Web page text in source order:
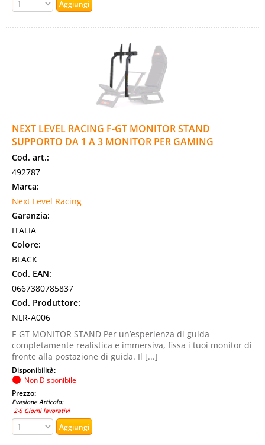
NEXT LEVEL RACING F-GT MONITOR STAND
SUPPORTO DA 1 A 3 MONITOR PER GAMING
Cod. art.:
492787
Marca:
Next Level Racing
Garanzia:
ITALIA
Colore:
BLACK
Cod. EAN:
0667380785837
Cod. Produttore:
NLR-A006
F-GT MONITOR STAND Per un’esperienza di guida
completamente realistica e immersiva, fissa i tuoi monitor di
fronte alla postazione di guida. Il [...]
Disponibilità:
Non Disponibile
Prezzo:
Evasione Articolo:
2-5 Giorni lavorativi